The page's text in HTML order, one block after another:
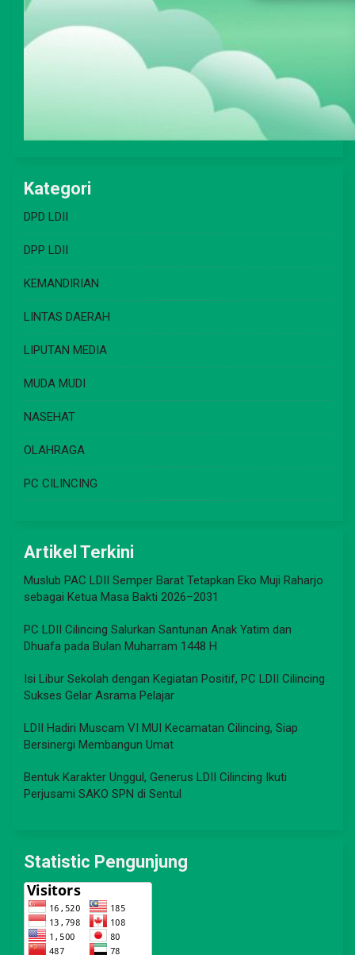
Kategori
DPD LDII
DPP LDII
KEMANDIRIAN
LINTAS DAERAH
LIPUTAN MEDIA
MUDA MUDI
NASEHAT
OLAHRAGA
PC CILINCING
Artikel Terkini
Muslub PAC LDII Semper Barat Tetapkan Eko Muji Raharjo
sebagai Ketua Masa Bakti 2026–2031
PC LDII Cilincing Salurkan Santunan Anak Yatim dan
Dhuafa pada Bulan Muharram 1448 H
Isi Libur Sekolah dengan Kegiatan Positif, PC LDII Cilincing
Sukses Gelar Asrama Pelajar
LDII Hadiri Muscam VI MUI Kecamatan Cilincing, Siap
Bersinergi Membangun Umat
Bentuk Karakter Unggul, Generus LDII Cilincing Ikuti
Perjusami SAKO SPN di Sentul
Statistic Pengunjung